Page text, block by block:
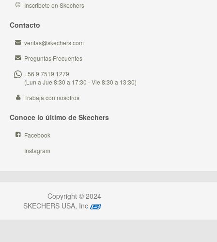
Inscribete en Skechers
Contacto
ventas@skechers.com
Preguntas Frecuentes
+56 9 7519 1279
(Lun a Jue 8:30 a 17:30 - Vie 8:30 a 13:30)
Trabaja con nosotros
Conoce lo último de Skechers
Facebook
Instagram
Copyright © 2024
SKECHERS USA, Inc